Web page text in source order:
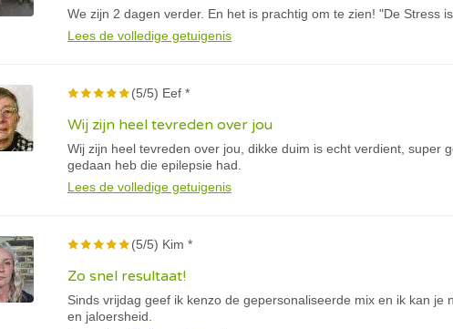
We zijn 2 dagen verder. En het is prachtig om te zien! "De Stress
Lees de volledige getuigenis
(5/5) Eef *
Wij zijn heel tevreden over jou
Wij zijn heel tevreden over jou, dikke duim is echt verdient, super
gedaan heb die epilepsie had.
Lees de volledige getuigenis
(5/5) Kim *
Zo snel resultaat!
Sinds vrijdag geef ik kenzo de gepersonaliseerde mix en ik kan
en jaloersheid.